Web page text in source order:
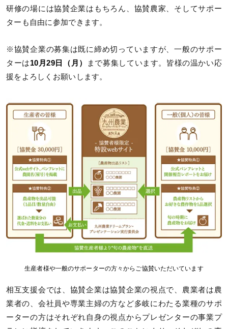
研修の場には協賛企業はもちろん、協賛農家、そしてサポー
ターも自由に参加できます。
※協賛企業の募集は既に締め切っていますが、一般のサポー
ターは10月29日（月）
まで募集しています。皆様の温かい応
援をよろしくお願いします。
生産者様や一般のサポーターの方々からご協賛いただいています
相互支援会では、協賛企業は協賛企業の視点で、農業者は農
業者の、会社員や専業主婦の方など多岐にわたる業種のサポ
ーターの方はそれぞれ自身の視点からプレゼンターの事業プ